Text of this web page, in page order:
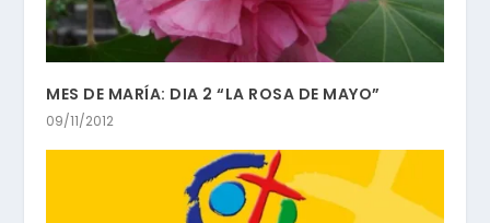
MES DE MARÍA: DIA 2 “LA ROSA DE MAYO”
09/11/2012